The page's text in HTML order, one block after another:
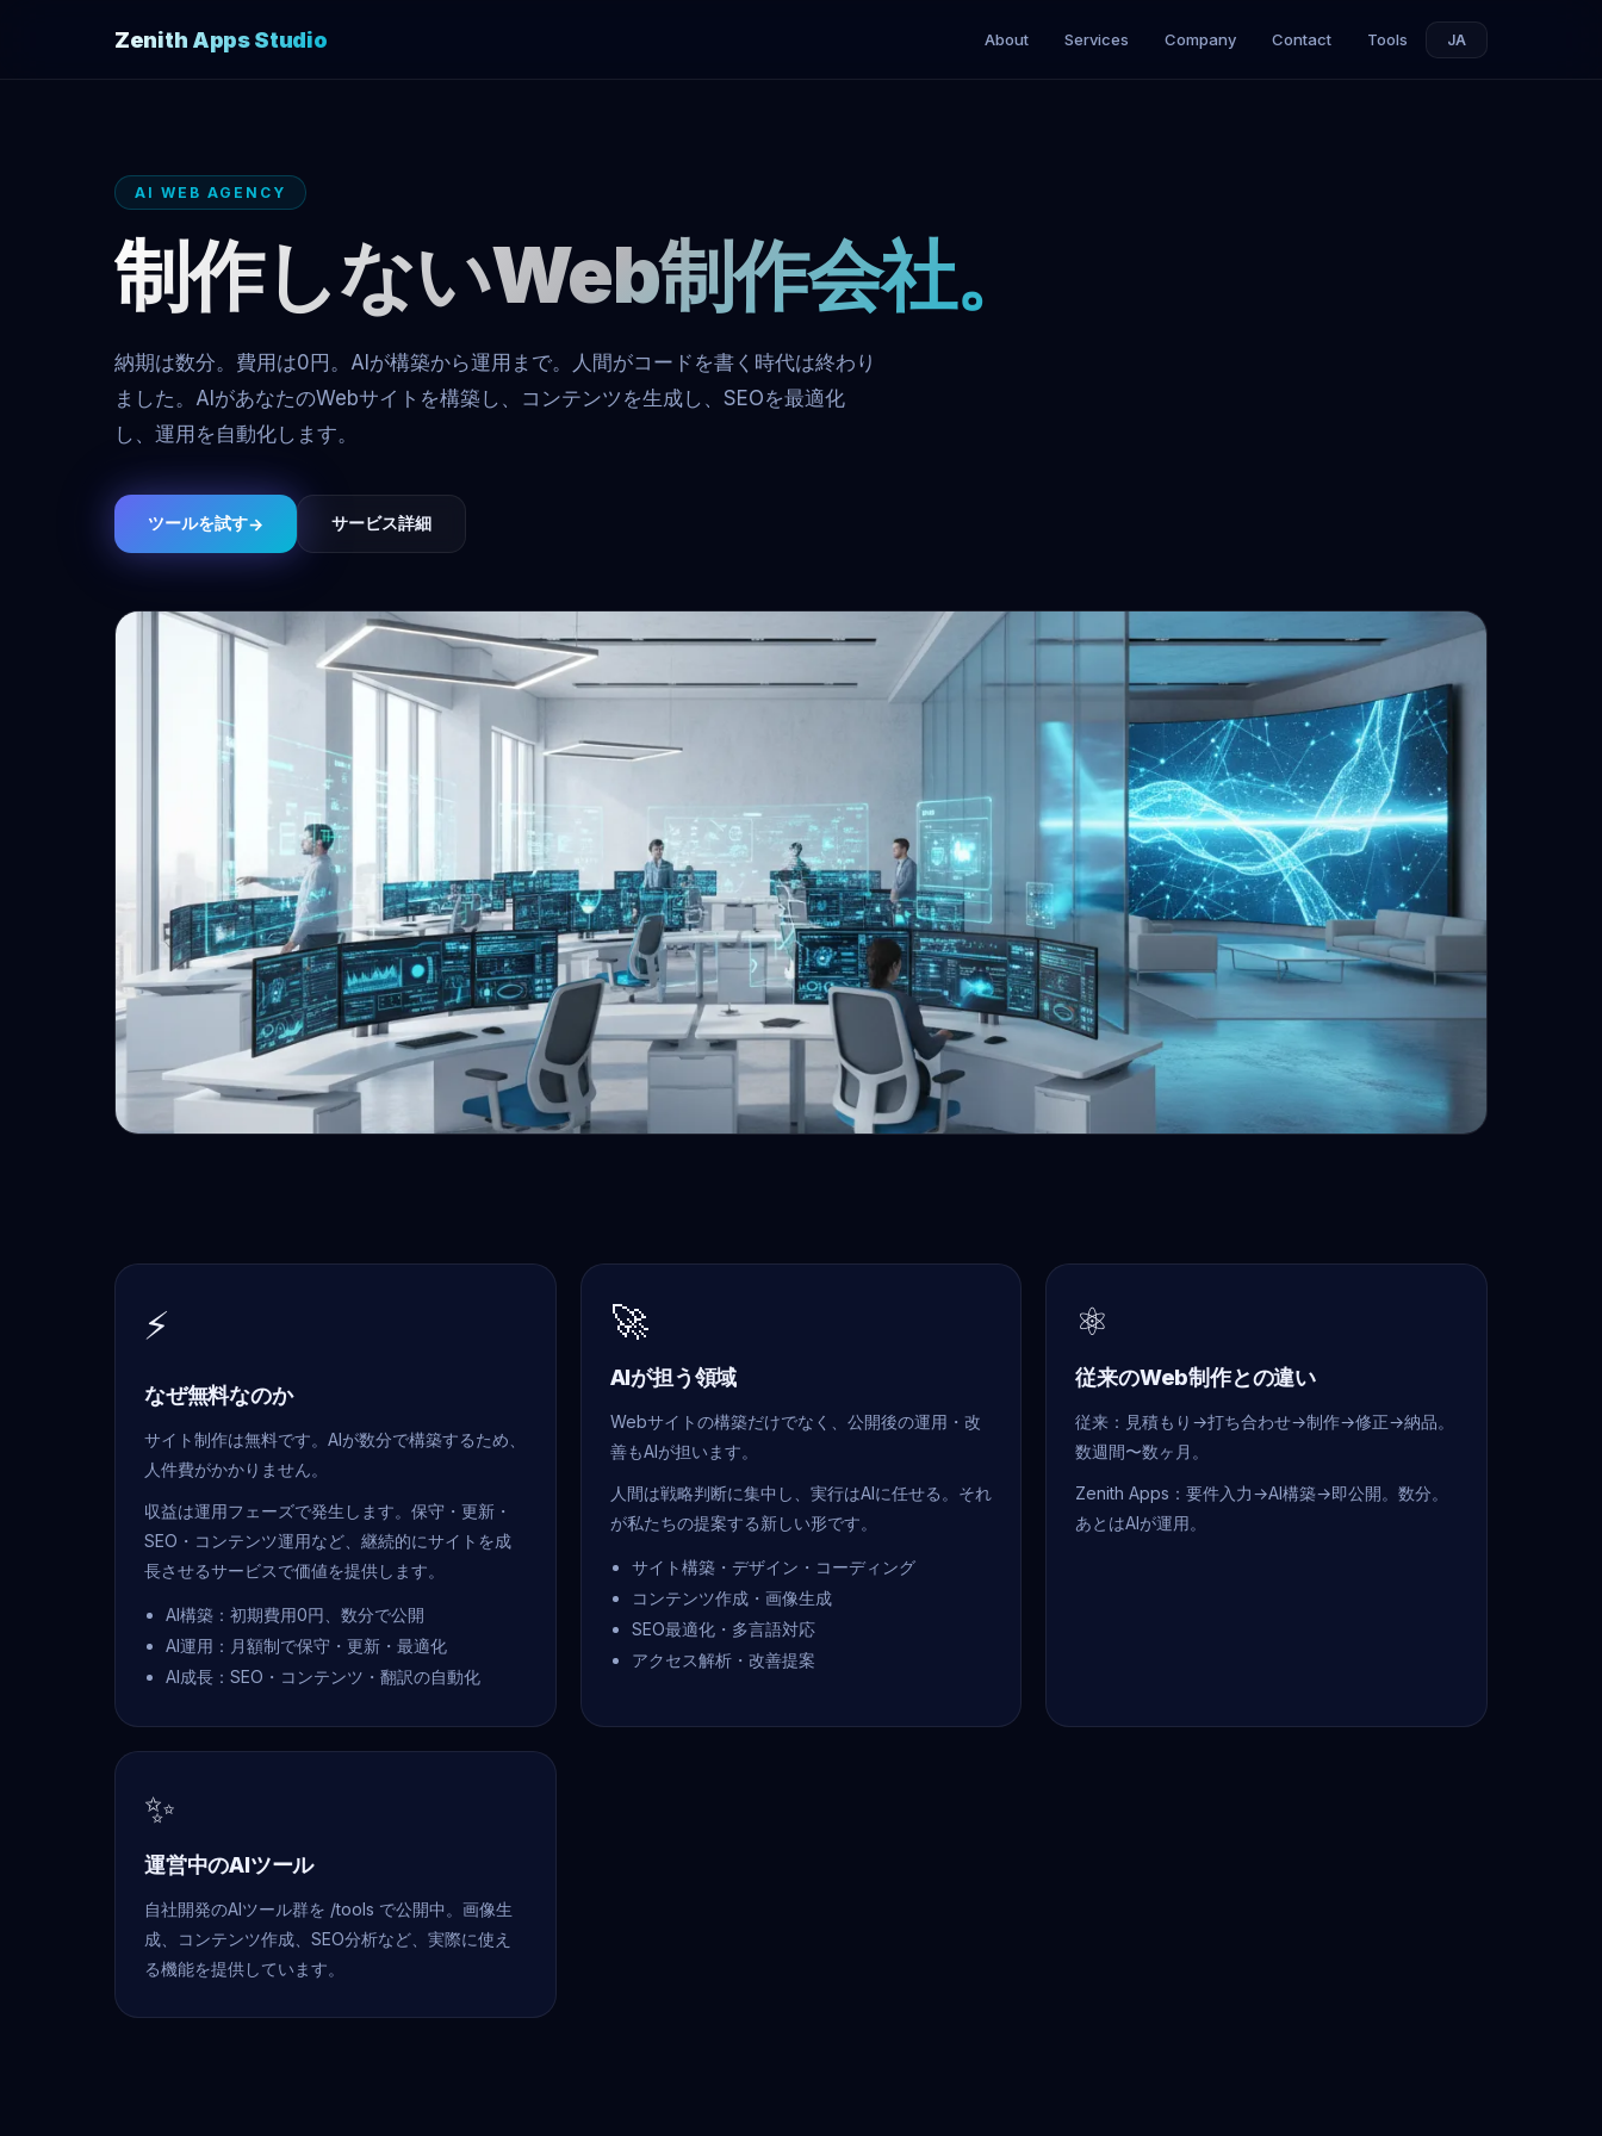
Zenith Apps Studio About Services Company Contact Tools JA
AI WEB AGENCY
制作しないWeb制作会社。
納期は数分。費用は0円。AIが構築から運用まで。人間がコードを書く時代は終わり
ました。AIがあなたのWebサイトを構築し、コンテンツを生成し、SEOを最適化
し、運用を自動化します。
ツールを試す→ サービス詳細
⚡
なぜ無料なのか
サイト制作は無料です。AIが数分で構築するため、
人件費がかかりません。
収益は運用フェーズで発生します。保守・更新・
SEO・コンテンツ運用など、継続的にサイトを成
長させるサービスで価値を提供します。
AI構築：初期費用0円、数分で公開
AI運用：月額制で保守・更新・最適化
AI成長：SEO・コンテンツ・翻訳の自動化
🚀
AIが担う領域
Webサイトの構築だけでなく、公開後の運用・改
善もAIが担います。
人間は戦略判断に集中し、実行はAIに任せる。それ
が私たちの提案する新しい形です。
サイト構築・デザイン・コーディング
コンテンツ作成・画像生成
SEO最適化・多言語対応
アクセス解析・改善提案
⚛
従来のWeb制作との違い
従来：見積もり→打ち合わせ→制作→修正→納品。
数週間〜数ヶ月。
Zenith Apps：要件入力→AI構築→即公開。数分。
あとはAIが運用。
✨
運営中のAIツール
自社開発のAIツール群を /tools で公開中。画像生
成、コンテンツ作成、SEO分析など、実際に使え
る機能を提供しています。